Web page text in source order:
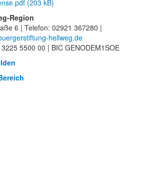
(203 kB)
Region
6 | Telefon: 02921 367280 |
hellweg.de
5500 00 | BIC GENODEM1SOE